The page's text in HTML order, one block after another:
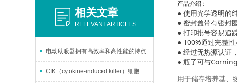
相关文章
RELEVANT ARTICLES
电动助吸器拥有高效率和高性能的特点
CIK（cytokine-induced killer）细胞治疗技术
产品介绍：
● 使用光学透明的
● 密封盖带有密封
● 打印批号容易追
● 100%通过完整性
● 经过无热源认证
● 瓶子可与
用于储存培养基、